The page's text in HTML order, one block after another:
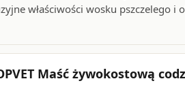
właściwości wosku
Maść żywokostową